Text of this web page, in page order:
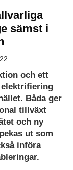
sämst i
och ett
elektrifiering
Båda ger
tillväxt
och ny
ut som
införa